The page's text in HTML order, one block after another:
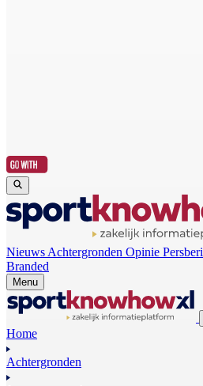
Nieuws Achtergronden Opinie
Branded
Menu
Home
Achtergronden